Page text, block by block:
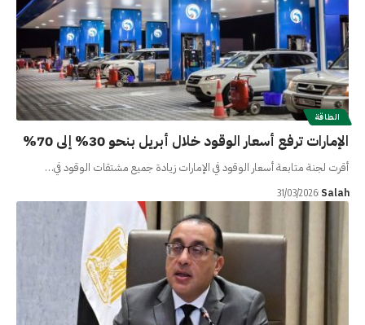
الطاقة
الإمارات ترفع أسعار الوقود خلال أبريل بنحو 30% إلى 70%
أقرت لجنة متابعة أسعار الوقود في الإمارات زيادة جميع مشتقات الوقود في…
Salah
31/03/2026